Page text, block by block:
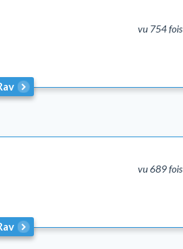
vu 754 fois
vu 689 fois